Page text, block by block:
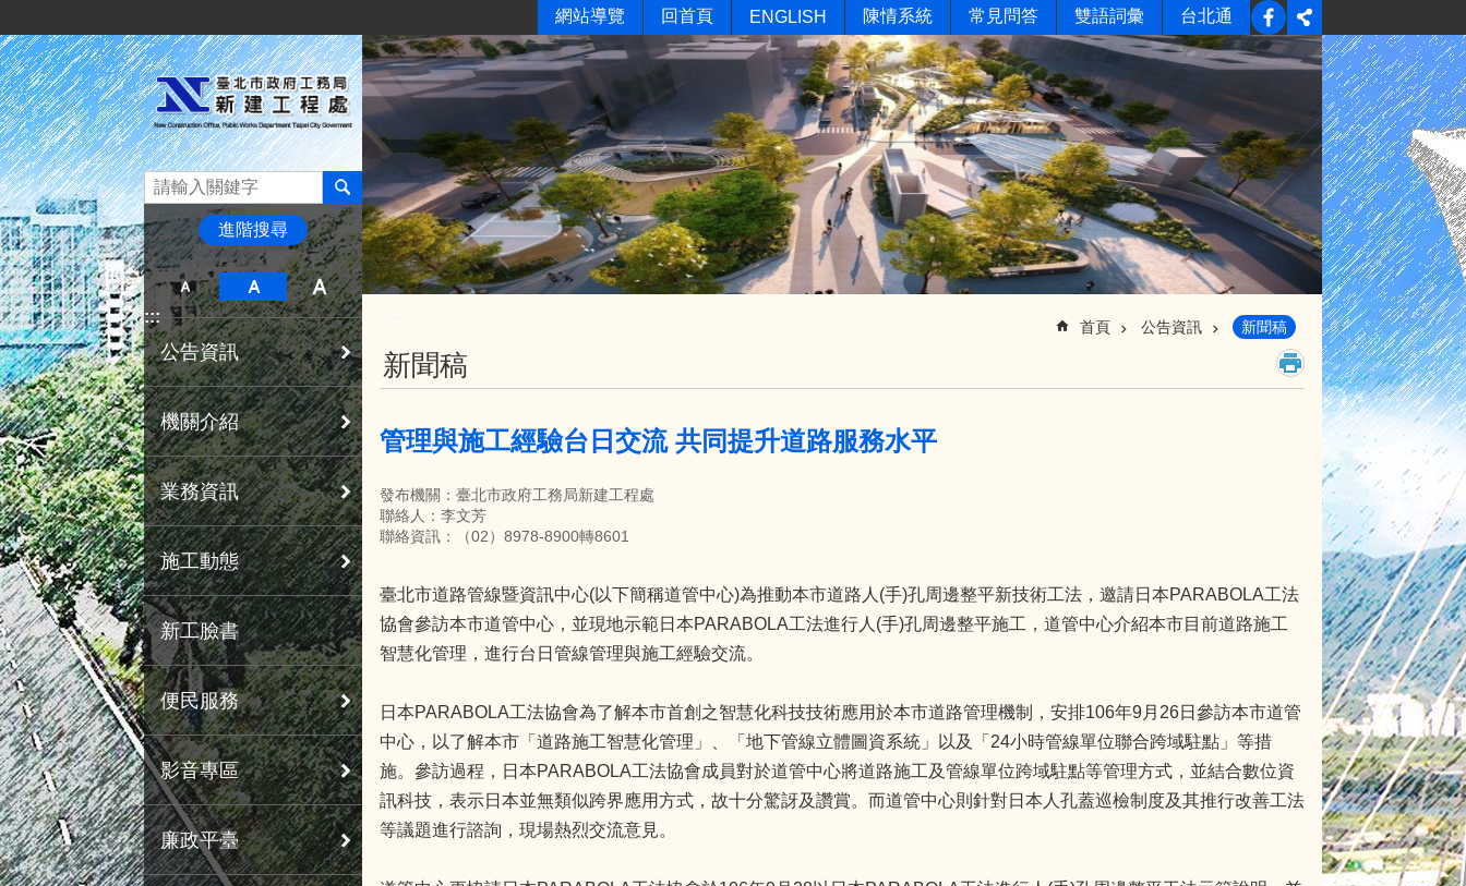
網站導覽 回首頁 ENGLISH 陳情系統 常見問答 雙語詞彙 台北通
進階搜尋
:::
公告資訊
機關介紹
業務資訊
施工動態
新工臉書
便民服務
影音專區
廉政平臺
首頁 公告資訊 新聞稿
新聞稿
管理與施工經驗台日交流 共同提升道路服務水平
發布機關：臺北市政府工務局新建工程處
聯絡人：李文芳
聯絡資訊：（02）8978-8900轉8601
臺北市道路管線暨資訊中心(以下簡稱道管中心)為推動本市道路人(手)孔周邊整平新技術工法，邀請日本PARABOLA工法
協會參訪本市道管中心，並現地示範日本PARABOLA工法進行人(手)孔周邊整平施工，道管中心介紹本市目前道路施工
智慧化管理，進行台日管線管理與施工經驗交流。
日本PARABOLA工法協會為了解本市首創之智慧化科技技術應用於本市道路管理機制，安排106年9月26日參訪本市道管
中心，以了解本市「道路施工智慧化管理」、「地下管線立體圖資系統」以及「24小時管線單位聯合跨域駐點」等措
施。參訪過程，日本PARABOLA工法協會成員對於道管中心將道路施工及管線單位跨域駐點等管理方式，並結合數位資
訊科技，表示日本並無類似跨界應用方式，故十分驚訝及讚賞。而道管中心則針對日本人孔蓋巡檢制度及其推行改善工法
等議題進行諮詢，現場熱烈交流意見。